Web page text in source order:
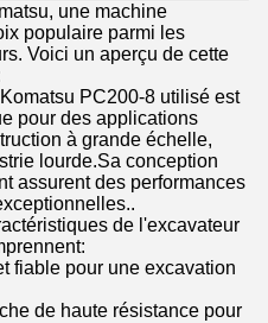
une machine
populaire parmi les
Voici un aperçu de cette
PC200-8 utilisé est
pour des applications
à grande échelle,
lourde.Sa conception
assurent des performances
de l'excavateur
fiable pour une excavation
de haute résistance pour